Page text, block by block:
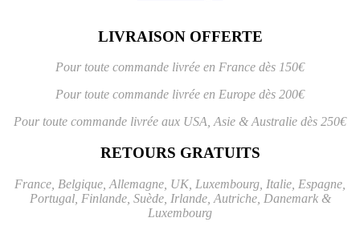
LIVRAISON OFFERTE
Pour toute commande livrée en France dès 150€
Pour toute commande livrée en Europe dès 200€
Pour toute commande livrée aux USA, Asie & Australie dès 250€
RETOURS GRATUITS
France, Belgique, Allemagne, UK, Luxembourg, Italie, Espagne,
Portugal, Finlande, Suède, Irlande, Autriche, Danemark &
Luxembourg